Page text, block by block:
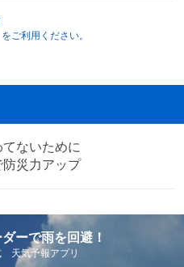
ご利用ください。
ないために
災力アップ
ーで雨を回避！
天気予報アプリ